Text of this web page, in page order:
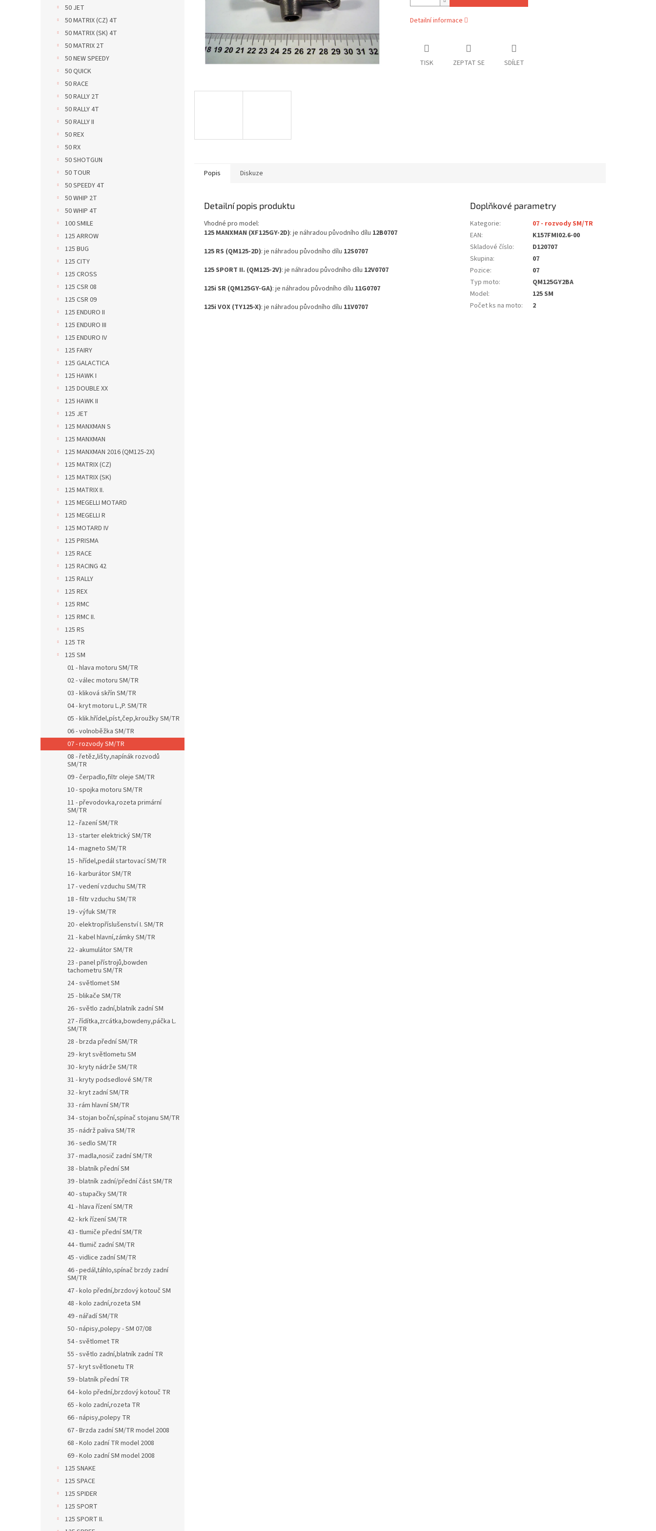
50 JET
50 MATRIX (CZ) 4T
50 MATRIX (SK) 4T
50 MATRIX 2T
50 NEW SPEEDY
50 QUICK
50 RACE
50 RALLY 2T
50 RALLY 4T
50 RALLY II
50 REX
50 RX
50 SHOTGUN
50 TOUR
50 SPEEDY 4T
50 WHIP 2T
50 WHIP 4T
100 SMILE
125 ARROW
125 BUG
125 CITY
125 CROSS
125 CSR 08
125 CSR 09
125 ENDURO II
125 ENDURO III
125 ENDURO IV
125 FAIRY
125 GALACTICA
125 HAWK I
125 DOUBLE XX
125 HAWK II
125 JET
125 MANXMAN S
125 MANXMAN
125 MANXMAN 2016 (QM125-2X)
125 MATRIX (CZ)
125 MATRIX (SK)
125 MATRIX II.
125 MEGELLI MOTARD
125 MEGELLI R
125 MOTARD IV
125 PRISMA
125 RACE
125 RACING 42
125 RALLY
125 REX
125 RMC
125 RMC II.
125 RS
125 TR
125 SM
01 - hlava motoru SM/TR
02 - válec motoru SM/TR
03 - kliková skřín SM/TR
04 - kryt motoru L.,P. SM/TR
05 - klik.hřídel,píst,čep,kroužky SM/TR
06 - volnoběžka SM/TR
07 - rozvody SM/TR
08 - řetěz,lišty,napínák rozvodů
SM/TR
09 - čerpadlo,filtr oleje SM/TR
10 - spojka motoru SM/TR
11 - převodovka,rozeta primární
SM/TR
12 - řazení SM/TR
13 - starter elektrický SM/TR
14 - magneto SM/TR
15 - hřídel,pedál startovací SM/TR
16 - karburátor SM/TR
17 - vedení vzduchu SM/TR
18 - filtr vzduchu SM/TR
19 - výfuk SM/TR
20 - elektropříslušenství I. SM/TR
21 - kabel hlavní,zámky SM/TR
22 - akumulátor SM/TR
23 - panel přístrojů,bowden
tachometru SM/TR
24 - světlomet SM
25 - blikače SM/TR
26 - světlo zadní,blatník zadní SM
27 - řídítka,zrcátka,bowdeny,páčka L.
SM/TR
28 - brzda přední SM/TR
29 - kryt světlometu SM
30 - kryty nádrže SM/TR
31 - kryty podsedlové SM/TR
32 - kryt zadní SM/TR
33 - rám hlavní SM/TR
34 - stojan boční,spínač stojanu SM/TR
35 - nádrž paliva SM/TR
36 - sedlo SM/TR
37 - madla,nosič zadní SM/TR
38 - blatník přední SM
39 - blatník zadní/přední část SM/TR
40 - stupačky SM/TR
41 - hlava řízení SM/TR
42 - krk řízení SM/TR
43 - tlumiče přední SM/TR
44 - tlumič zadní SM/TR
45 - vidlice zadní SM/TR
46 - pedál,táhlo,spínač brzdy zadní
SM/TR
47 - kolo přední,brzdový kotouč SM
48 - kolo zadní,rozeta SM
49 - nářadí SM/TR
50 - nápisy,polepy - SM 07/08
54 - světlomet TR
55 - světlo zadní,blatník zadní TR
57 - kryt světlonetu TR
59 - blatník přední TR
64 - kolo přední,brzdový kotouč TR
65 - kolo zadní,rozeta TR
66 - nápisy,polepy TR
67 - Brzda zadní SM/TR model 2008
68 - Kolo zadní TR model 2008
69 - Kolo zadní SM model 2008
125 SNAKE
125 SPACE
125 SPIDER
125 SPORT
125 SPORT II.
Detailní informace
TISK ZEPTAT SE SDÍLET
Popis Diskuze
Detailní popis produktu
Vhodné pro model:
125 MANXMAN (XF125GY-2D): je náhradou původního dílu 12B0707
125 RS (QM125-2D): je náhradou původního dílu 12S0707
125 SPORT II. (QM125-2V): je náhradou původního dílu 12V0707
125i SR (QM125GY-GA): je náhradou původního dílu 11G0707
125i VOX (TY125-X): je náhradou původního dílu 11V0707
Doplňkové parametry
Kategorie:
07 - rozvody SM/TR
EAN:
K157FMI02.6-00
Skladové číslo:
D120707
Skupina:
07
Pozice:
07
Typ moto:
QM125GY2BA
Model:
125 SM
Počet ks na moto: 2